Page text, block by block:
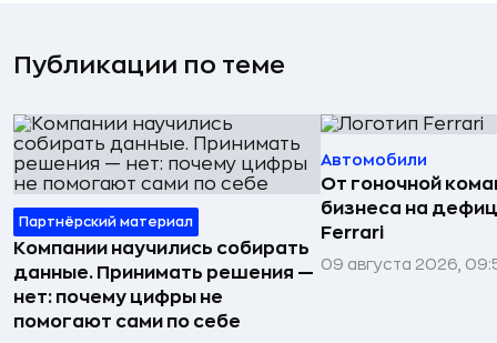
Публикации по теме
Партнёрский материал
Компании научились собирать
данные. Принимать решения —
нет: почему цифры не
помогают сами по себе
Автомобили
От гоночной
бизнеса на
Ferrari
09 августа 2026,